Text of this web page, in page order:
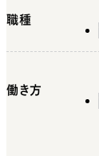
職種
働き方